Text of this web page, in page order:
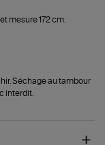
mesure 172 cm.
Séchage au tambour
interdit.